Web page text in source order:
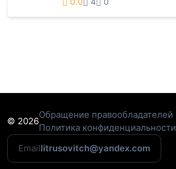
© 2026
Обращение правообладателей
Политика конфиденциальности
Emaillitrusovitch@yandex.com